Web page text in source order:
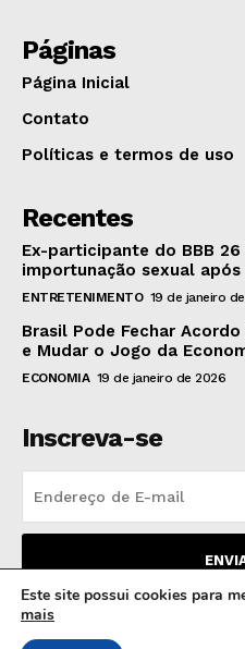
Páginas
Página Inicial
Contato
Políticas e termos de uso
Recentes
Ex-participante do BBB
importunação sexual
ENTRETENIMENTO 19 de janeiro
Brasil Pode Fechar
e Mudar o Jogo da
ECONOMIA 19 de janeiro de 2026
Inscreva-se
Este site possui cookies para
mais